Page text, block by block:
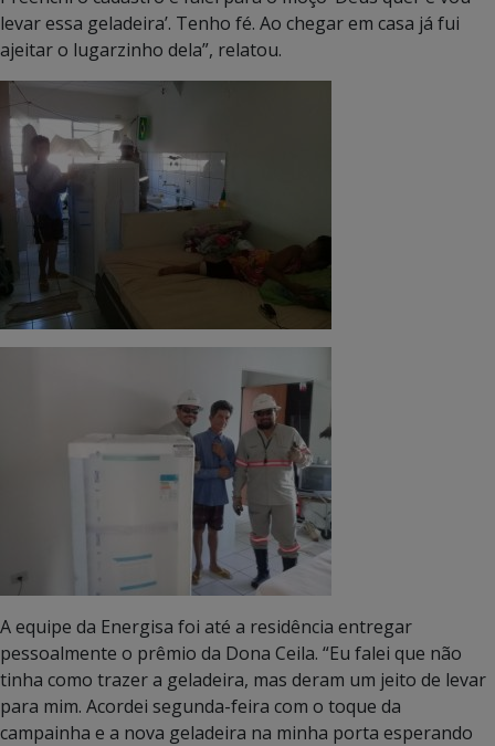
levar essa geladeira’. Tenho fé. Ao chegar em casa já fui
ajeitar o lugarzinho dela”, relatou.
A equipe da Energisa foi até a residência entregar
pessoalmente o prêmio da Dona Ceila. “Eu falei que não
tinha como trazer a geladeira, mas deram um jeito de levar
para mim. Acordei segunda-feira com o toque da
campainha e a nova geladeira na minha porta esperando